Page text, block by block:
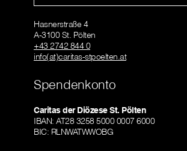
Hasnerstraße 4
A-3100 St. Pölten
+43 2742 844 0
info(at)caritas-stpoelten.at
Spendenkonto
Caritas der Diözese St. Pölten
IBAN: AT28 3258 5000 0007 6000
BIC: RLNWATWWOBG